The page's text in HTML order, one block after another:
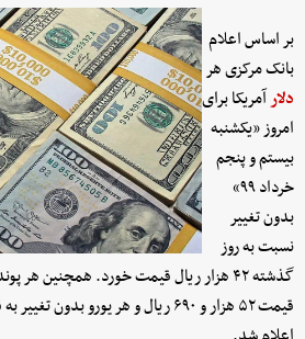
بر اساس اعلام
بانک مرکزی هر
دلارآمریکا برای
امروز «یکشنبه
بیستم و پنجم
خرداد ۹۹»
بدون تغییر
نسبت به روز
گذشته ۴۲ هزار ریال قیمت خورد. همچنین هر